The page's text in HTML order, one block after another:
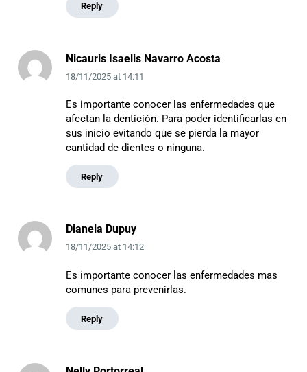
Reply
Nicauris Isaelis Navarro Acosta
18/11/2025at 14:11
Es importante conocer las enfermedades que
afectan la dentición. Para poder identificarlas en
sus inicio evitando que se pierda la mayor
cantidad de dientes o ninguna.
Reply
Dianela Dupuy
18/11/2025at 14:12
Es importante conocer las enfermedades mas
comunes para prevenirlas.
Reply